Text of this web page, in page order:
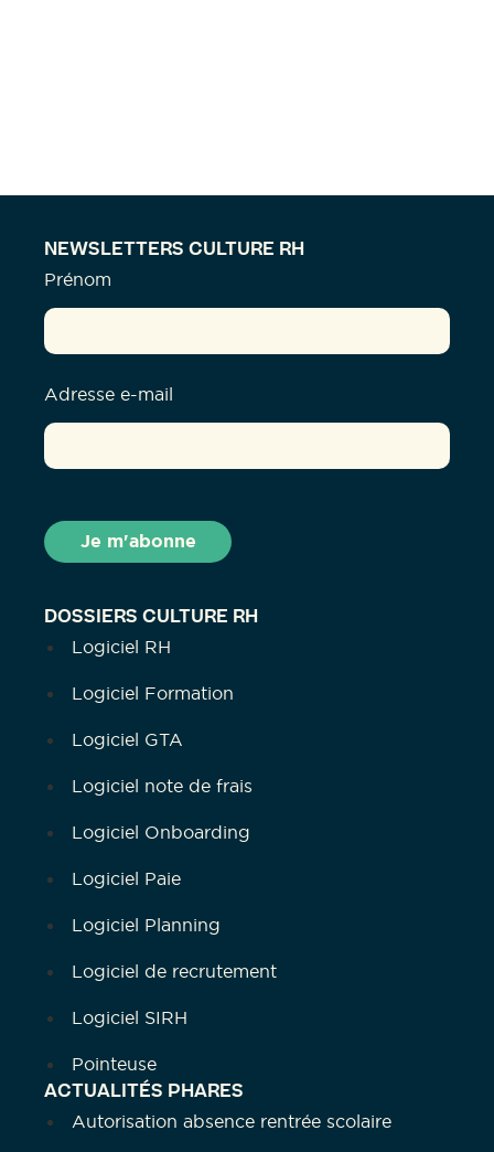
DOSSIERS CULTURE RH
Logiciel RH
Logiciel Formation
Logiciel GTA
Logiciel note de frais
Logiciel Onboarding
Logiciel Paie
Logiciel Planning
Logiciel de recrutement
Logiciel SIRH
Pointeuse
ACTUALITÉS PHARES
Autorisation absence rentrée scolaire
NEWSLETTERS CULTURE RH
Prénom
Adresse e-mail